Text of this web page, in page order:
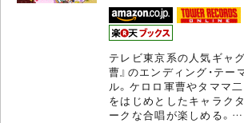
テレビ東京系の人気ギャ
曹』のエンディング・テ
ル。ケロロ軍曹やタママ
をはじめとしたキャラク
ークな合唱が楽しめる。…